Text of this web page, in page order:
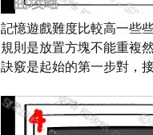
記憶遊戲難度比較高一些些
規則是放置方塊不能重複
訣竅是起始的第一步對，